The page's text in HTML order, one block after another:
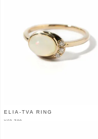
ELIA-TVA RING
¥62,700